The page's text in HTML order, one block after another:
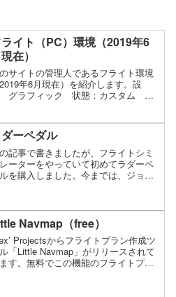
イト（PC）環境（2019年6
在）
サイトの管理人であるフライト環境
2019年6月現在）を紹介します。設
グラフィック 状態：カスタム 航
カスタム リアリティ 状態：難し
：自作OS：Mic...
ーペダル
記事で書きましたが、フライトシミ
ーターをやっていて初めてラダーペ
を購入しました。今までは、ジョイ
てフライトした時に、初めてラダー
ルが必...
Navmap（free）
Projectsからフライトプラン作成ツ
「Little Navmap」がリリースされて
す。無料でこの機能のフライトプラ